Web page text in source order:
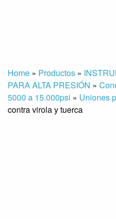
Home » Productos »
PARA ALTA PRESIÓN »
5000 a 15.000psi » Uniones
contra virola y tuerca